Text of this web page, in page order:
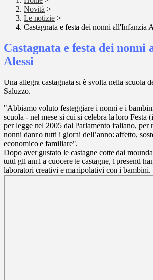
Novità >
Le notizie >
Castagnata e festa dei nonni all'Infanzia
Castagnata e festa dei
Alessi
Una allegra castagnata si è svolta nella scuola
Saluzzo.
"Abbiamo voluto festeggiare i nonni e i
scuola - nel mese si cui si celebra la loro Festa
per legge nel 2005 dal Parlamento italiano, per
nonni danno tutti i giorni dell’anno: affetto,
economico e familiare".
Dopo aver gustato le castagne cotte dai
tutti gli anni a cuocere le castagne, i presenti
laboratori creativi e manipolativi con i bambini.